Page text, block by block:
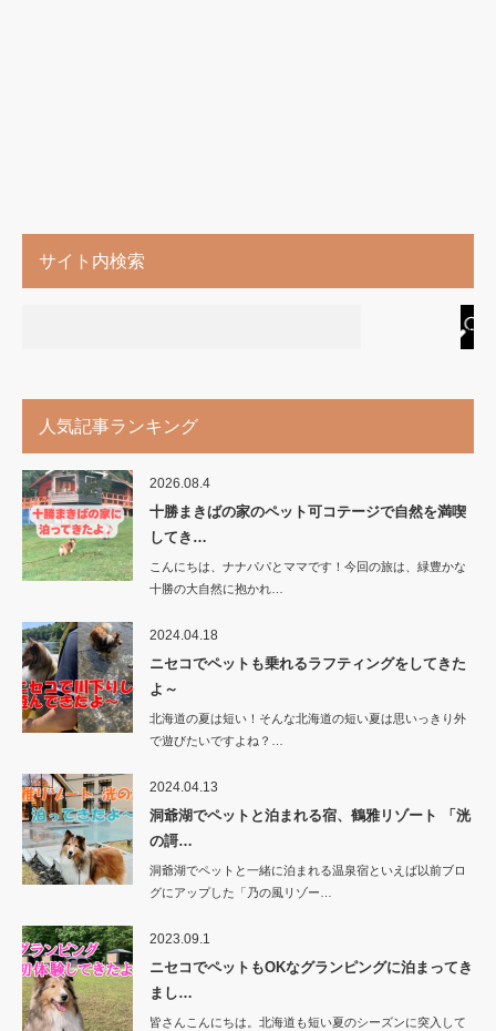
サイト内検索
人気記事ランキング
2026.08.4
十勝まきばの家のペット可コテージで自然を満喫
してき…
こんにちは、ナナパパとママです！今回の旅は、緑豊かな
十勝の大自然に抱かれ…
2024.04.18
ニセコでペットも乗れるラフティングをしてきた
よ～
北海道の夏は短い！そんな北海道の短い夏は思いっきり外
で遊びたいですよね？…
2024.04.13
洞爺湖でペットと泊まれる宿、鶴雅リゾート 「洸
の謌…
洞爺湖でペットと一緒に泊まれる温泉宿といえば以前ブロ
グにアップした「乃の風リゾー…
2023.09.1
ニセコでペットもOKなグランピングに泊まってき
まし…
皆さんこんにちは。北海道も短い夏のシーズンに突入して